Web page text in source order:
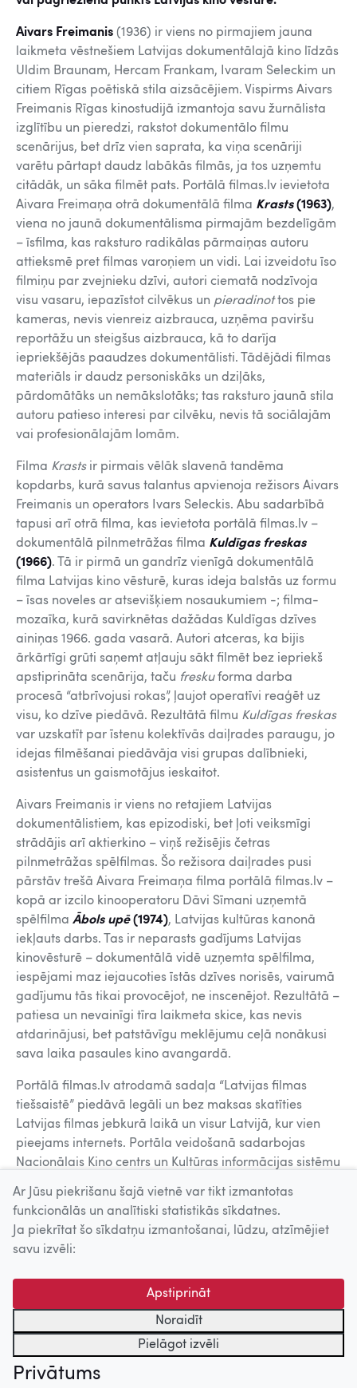
Aivars Freimanis (1936) ir viens no pirmajiem jauna
laikmeta vēstnešiem Latvijas dokumentālajā kino līdzās
Uldim Braunam, Hercam Frankam, Ivaram Seleckim un
citiem Rīgas poētiskā stila aizsācējiem. Vispirms Aivars
Freimanis Rīgas kinostudijā izmantoja savu žurnālista
izglītību un pieredzi, rakstot dokumentālo filmu
scenārijus, bet drīz vien saprata, ka viņa scenāriji
varētu pārtapt daudz labākās filmās, ja tos uzņemtu
citādāk, un sāka filmēt pats. Portālā filmas.lv ievietota
Aivara Freimaņa otrā dokumentālā filma Krasts (1963),
viena no jaunā dokumentālisma pirmajām bezdelīgām
– īsfilma, kas raksturo radikālas pārmaiņas autoru
attieksmē pret filmas varoņiem un vidi. Lai izveidotu īso
filmiņu par zvejnieku dzīvi, autori ciematā nodzīvoja
visu vasaru, iepazīstot cilvēkus un pieradinottos pie
kameras, nevis vienreiz aizbrauca, uzņēma paviršu
reportāžu un steigšus aizbrauca, kā to darīja
iepriekšējās paaudzes dokumentālisti. Tādējādi filmas
materiāls ir daudz personiskāks un dziļāks,
pārdomātāks un nemākslotāks; tas raksturo jaunā stila
autoru patieso interesi par cilvēku, nevis tā sociālajām
vai profesionālajām lomām.
Filma Krastsir pirmais vēlāk slavenā tandēma
kopdarbs, kurā savus talantus apvienoja režisors Aivars
Freimanis un operators Ivars Seleckis. Abu sadarbībā
tapusi arī otrā filma, kas ievietota portālā filmas.lv –
dokumentālā pilnmetrāžas filma Kuldīgas freskas
(1966). Tā ir pirmā un gandrīz vienīgā dokumentālā
filma Latvijas kino vēsturē, kuras ideja balstās uz formu
– īsas noveles ar atsevišķiem nosaukumiem -; filma-
mozaīka, kurā savirknētas dažādas Kuldīgas dzīves
ainiņas 1966. gada vasarā. Autori atceras, ka bijis
ārkārtīgi grūti saņemt atļauju sākt filmēt bez iepriekš
apstiprināta scenārija, taču freskuforma darba
procesā “atbrīvojusi rokas”, ļaujot operatīvi reaģēt uz
visu, ko dzīve piedāvā. Rezultātā filmu Kuldīgas freskas
var uzskatīt par īstenu kolektīvās daiļrades paraugu, jo
idejas filmēšanai piedāvāja visi grupas dalībnieki,
asistentus un gaismotājus ieskaitot.
Aivars Freimanis ir viens no retajiem Latvijas
dokumentālistiem, kas epizodiski, bet ļoti veiksmīgi
strādājis arī aktierkino – viņš režisējis četras
pilnmetrāžas spēlfilmas. Šo režisora daiļrades pusi
pārstāv trešā Aivara Freimaņa filma portālā filmas.lv –
kopā ar izcilo kinooperatoru Dāvi Sīmani uzņemtā
spēlfilma Ābols upē (1974), Latvijas kultūras kanonā
iekļauts darbs. Tas ir neparasts gadījums Latvijas
kinovēsturē – dokumentālā vidē uzņemta spēlfilma,
iespējami maz iejaucoties īstās dzīves norisēs, vairumā
gadījumu tās tikai provocējot, ne inscenējot. Rezultātā –
patiesa un nevainīgi tīra laikmeta skice, kas nevis
atdarinājusi, bet patstāvīgu meklējumu ceļā nonākusi
sava laika pasaules kino avangardā.
Portālā filmas.lv atrodamā sadaļa “Latvijas filmas
tiešsaistē” piedāvā legāli un bez maksas skatīties
Latvijas filmas jebkurā laikā un visur Latvijā, kur vien
pieejams internets. Portāla veidošanā sadarbojas
Nacionālais Kino centrs un Kultūras informācijas sistēmu
Uz augšu
© 2026 Nacionālais Kino centrs, Kultūras informācijas sistēmu
centrs. Sadarbības partneris: Latvijas Valsts
kinofotofonodokumentu arhīvs.
Ar Jūsu piekrišanu šajā vietnē var tikt izmantotas
funkcionālās un analītiski statistikās sīkdatnes.
Ja piekrītat šo sīkdatņu izmantošanai, lūdzu, atzīmējiet
savu izvēli:
Apstiprināt
Noraidīt
Pielāgot izvēli
Privātums